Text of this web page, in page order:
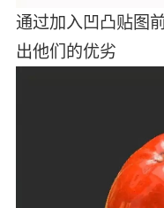
通过加入凹凸贴图
出他们的优劣